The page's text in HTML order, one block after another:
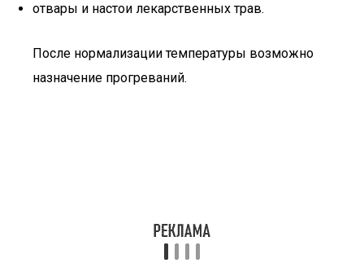
отвары и настои лекарственных трав.
После нормализации температуры возможно
назначение прогреваний.